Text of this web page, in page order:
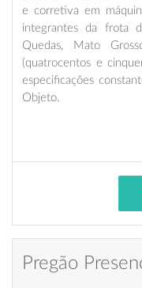
e corretiva em
integrantes da frota
Quedas, Mato
(quatrocentos e
especificações
Objeto.
Pregão